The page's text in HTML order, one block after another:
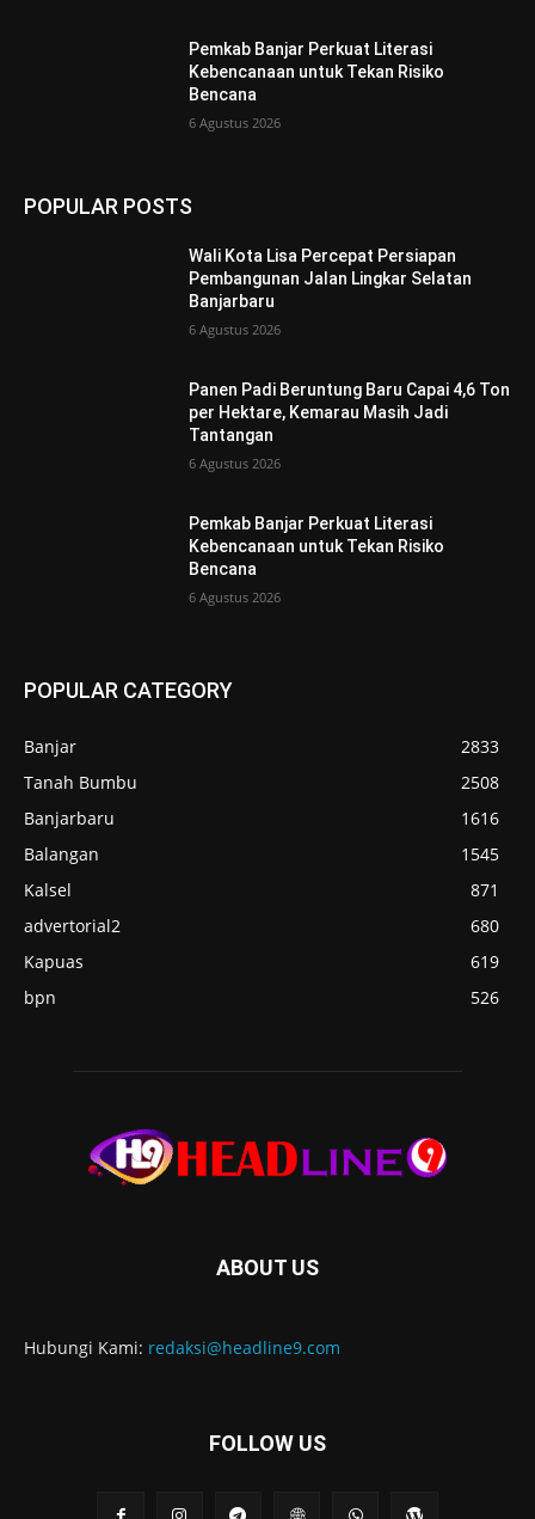
Pemkab Banjar Perkuat Literasi
Kebencanaan untuk Tekan Risiko
Bencana
6 Agustus 2026
POPULAR POSTS
Wali Kota Lisa Percepat Persiapan
Pembangunan Jalan Lingkar Selatan
Banjarbaru
6 Agustus 2026
Panen Padi Beruntung Baru Capai 4,6 Ton
per Hektare, Kemarau Masih Jadi
Tantangan
6 Agustus 2026
Pemkab Banjar Perkuat Literasi
Kebencanaan untuk Tekan Risiko
Bencana
6 Agustus 2026
POPULAR CATEGORY
Banjar
2833
Tanah Bumbu
2508
Banjarbaru
1616
Balangan
1545
Kalsel
871
advertorial2
680
Kapuas
619
bpn
526
ABOUT US
Hubungi Kami: redaksi@headline9.com
FOLLOW US